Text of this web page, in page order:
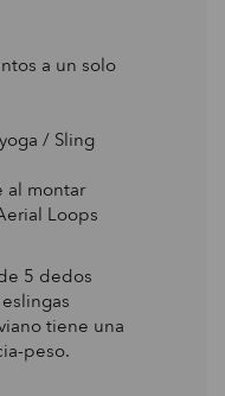
a un solo
/ Sling
montar
Loops
5 dedos
tiene una
peso.